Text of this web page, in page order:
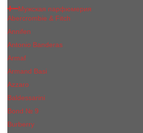
Мужская парфюмерия
Abercrombie & Fitch
Annifen
Antonio Banderas
Armaf
Armand Basi
Azzaro
Baldessarini
Bond № 9
Burberry